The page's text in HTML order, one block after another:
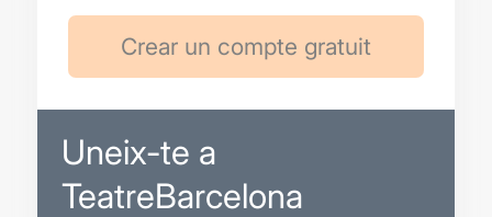
Uneix-te a
TeatreBarcelona